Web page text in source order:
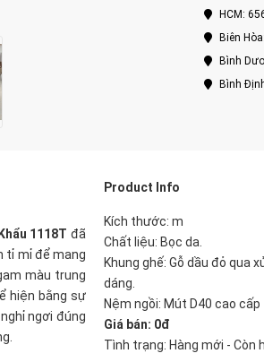
HCM:
Biên
Bình
Bình
1118T đã
tỉ mỉ để mang
màu trung
hiện bằng sự
ngơi đúng
Product Info
Kích thước: m
Chất liệu: Bọc da.
Khung ghế: Gỗ dầu đỏ qua
dáng.
Nệm ngồi: Mút D40 cao cấp
Giá bán: 0đ
Tình trạng: Hàng mới - Còn